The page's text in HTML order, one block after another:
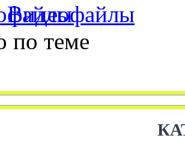
Видеофайлы
по теме